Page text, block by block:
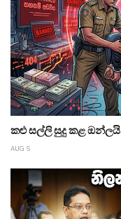
කළු සල්ලි සුදු කළ
AUG 5